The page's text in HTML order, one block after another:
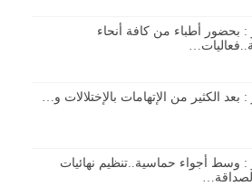
: بحضور أطباء من كافة أنحاء
: بعد الكثير من الإتهامات بالإختلالات و…
: وسط أجواء حماسية..تنظيم نهائيات